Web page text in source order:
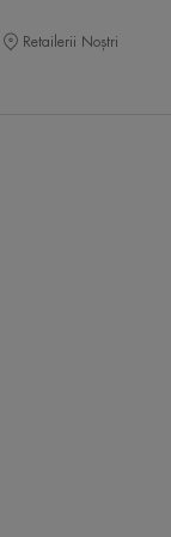
Retailerii Noștri